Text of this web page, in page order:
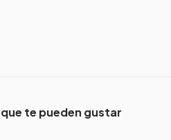
te pueden gustar